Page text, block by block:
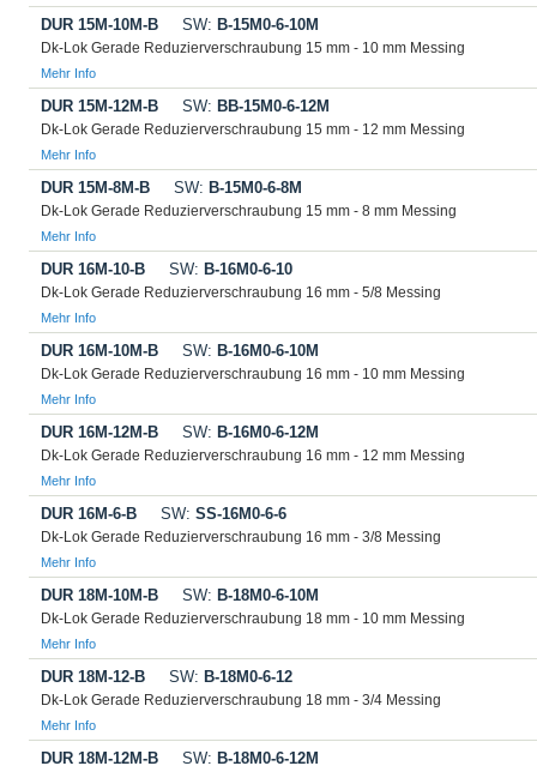
DUR 15M-10M-B SW: B-15M0-6-10M
Dk-Lok Gerade Reduzierverschraubung 15 mm - 10 mm Messing
Mehr Info
DUR 15M-12M-B SW: BB-15M0-6-12M
Dk-Lok Gerade Reduzierverschraubung 15 mm - 12 mm Messing
Mehr Info
DUR 15M-8M-B SW: B-15M0-6-8M
Dk-Lok Gerade Reduzierverschraubung 15 mm - 8 mm Messing
Mehr Info
DUR 16M-10-B SW: B-16M0-6-10
Dk-Lok Gerade Reduzierverschraubung 16 mm - 5/8 Messing
Mehr Info
DUR 16M-10M-B SW: B-16M0-6-10M
Dk-Lok Gerade Reduzierverschraubung 16 mm - 10 mm Messing
Mehr Info
DUR 16M-12M-B SW: B-16M0-6-12M
Dk-Lok Gerade Reduzierverschraubung 16 mm - 12 mm Messing
Mehr Info
DUR 16M-6-B SW: SS-16M0-6-6
Dk-Lok Gerade Reduzierverschraubung 16 mm - 3/8 Messing
Mehr Info
DUR 18M-10M-B SW: B-18M0-6-10M
Dk-Lok Gerade Reduzierverschraubung 18 mm - 10 mm Messing
Mehr Info
DUR 18M-12-B SW: B-18M0-6-12
Dk-Lok Gerade Reduzierverschraubung 18 mm - 3/4 Messing
Mehr Info
DUR 18M-12M-B SW: B-18M0-6-12M